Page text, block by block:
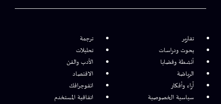
تقارير
ترجمة
بحوث ودراسات
تحليلات
أنشطة وقضايا
الأدب والفن
الرياضة
الاقتصاد
آراء وأفكار
انفوجرافك
سياسية الخصوصية
اتفاقية المستخدم